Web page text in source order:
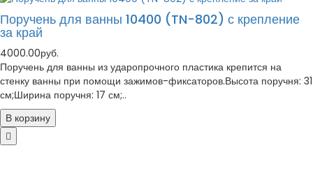
Поручень для ванны 10400 (TN-802) с крепление
за край
4000.00руб.
Поручень для ванны из ударопрочного пластика крепится на
стенку ванны при помощи зажимов-фиксаторов.Высота поручня: 31
см;Ширина поручня: 17 см;..
В корзину